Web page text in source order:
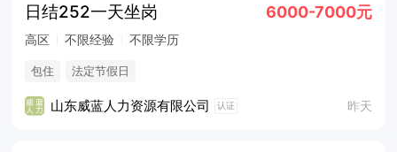
日结252一天坐岗 6000-7000元
高区 不限经验 不限学历
包住 法定节假日
山东威蓝人力资源有限公司 认证 昨天